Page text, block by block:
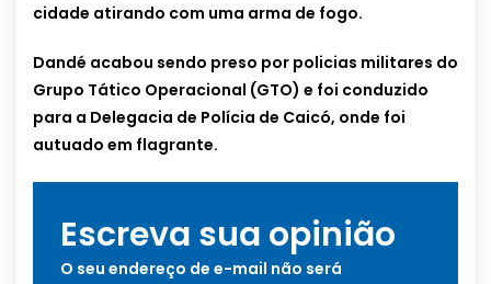
cidade atirando com uma arma de fogo.
Dandé acabou sendo preso por policias militares do
Grupo Tático Operacional (GTO) e foi conduzido
para a Delegacia de Polícia de Caicó, onde foi
autuado em flagrante.
Escreva sua opinião
O seu endereço de e-mail não será